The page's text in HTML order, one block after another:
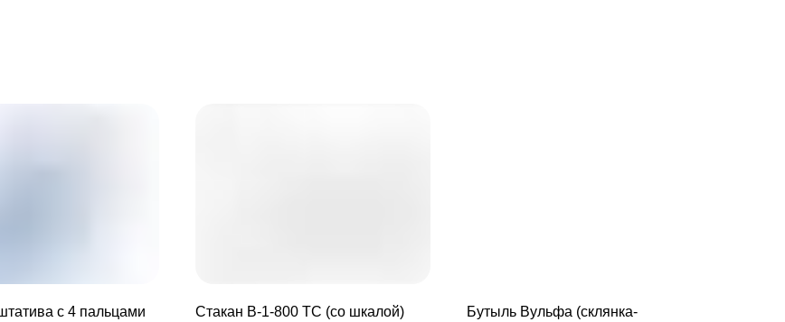
с 4 пальцами
Стакан В-1-800 ТС (со шкалой)
Бутыль Вульфа (склянка-